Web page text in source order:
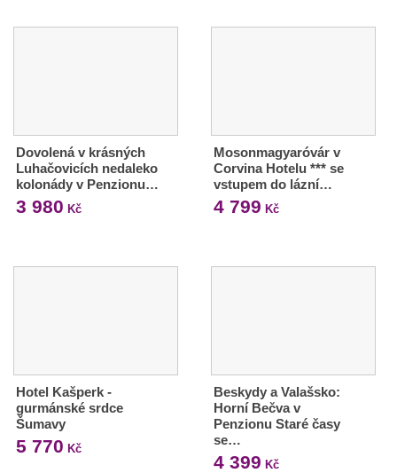
Dovolená v krásných
Luhačovicích nedaleko
kolonády v Penzionu…
3 980 Kč
Mosonmagyaróvár v
Corvina Hotelu *** se
vstupem do lázní…
4 799 Kč
Hotel Kašperk -
gurmánské srdce
Šumavy
5 770 Kč
Beskydy a Valašsko:
Horní Bečva v
Penzionu Staré časy
se…
4 399 Kč